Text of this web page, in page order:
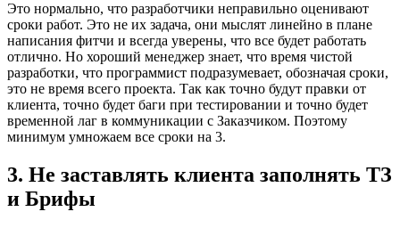
Это нормально, что разработчики неправильно оценивают
сроки работ. Это не их задача, они мыслят линейно в плане
написания фитчи и всегда уверены, что все будет работать
отлично. Но хороший менеджер знает, что время чистой
разработки, что программист подразумевает, обозначая сроки,
это не время всего проекта. Так как точно будут правки от
клиента, точно будет баги при тестировании и точно будет
временной лаг в коммуникации с Заказчиком. Поэтому
минимум умножаем все сроки на 3.
3. Не заставлять клиента заполнять ТЗ
и Брифы